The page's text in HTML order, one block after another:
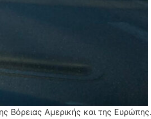
Βόρειας Αμερικής και της Ευρώπης.